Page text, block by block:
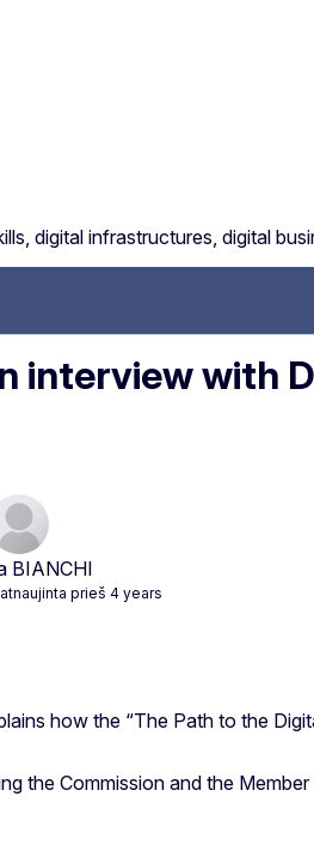
digital infrastructures, digital
interview with
BIANCHI
prieš 4 years
how the “The Path to the
the Commission and the Member